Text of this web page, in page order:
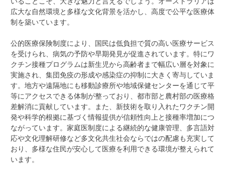
広大な自然環境と多様な文化背景を活かし、高度で公平な医療体
制を築いています。
公的医療保険制度により、国民は低負担で質の高い医療サービス
を受けられ、病気の予防や早期発見が促進されています。特にワ
クチン接種プログラムは新生児から高齢者まで幅広い層を対象に
実施され、集団免疫の形成や感染症の抑制に大きく寄与していま
す。地方や遠隔地にも移動診療所や地域保健センターを通じて平
等にアクセスできる体制が整っており、都市部と農村部の医療格
差解消に貢献しています。また、新技術を取り入れたワクチン開
発や科学的根拠に基づく情報提供が信頼性向上と接種率増加につ
ながっています。家庭医制度による継続的な健康管理、多言語対
応や文化理解研修など多文化共生社会ならではの配慮も充実して
おり、多様な住民が安心して医療を利用できる環境が整えられて
います。